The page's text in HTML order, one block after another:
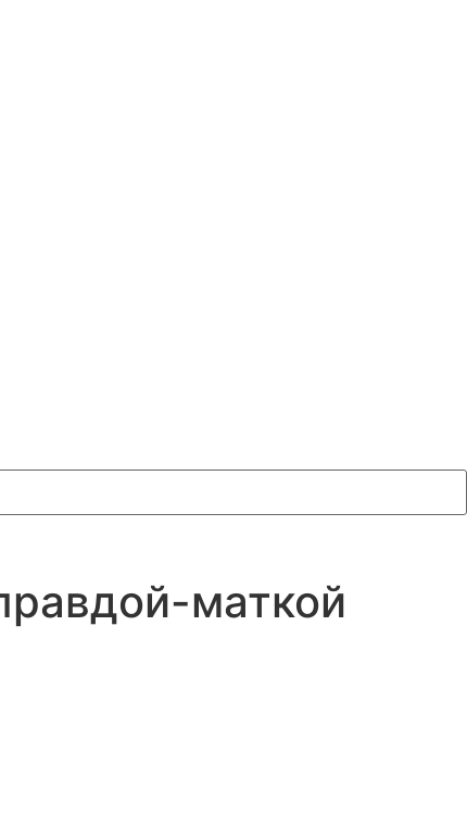
маткой